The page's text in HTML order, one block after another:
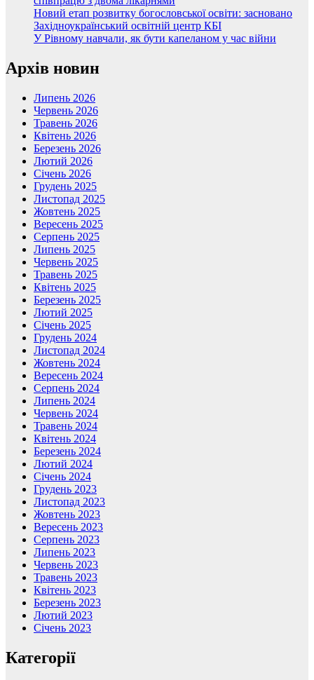
Новий етап розвитку богословської освіти: засновано
Західноукраїнський освітній центр КБІ
У Рівному навчали, як бути капеланом у час війни
Архів новин
Липень 2026
Червень 2026
Травень 2026
Квітень 2026
Березень 2026
Лютий 2026
Січень 2026
Грудень 2025
Листопад 2025
Жовтень 2025
Вересень 2025
Серпень 2025
Липень 2025
Червень 2025
Травень 2025
Квітень 2025
Березень 2025
Лютий 2025
Січень 2025
Грудень 2024
Листопад 2024
Жовтень 2024
Вересень 2024
Серпень 2024
Липень 2024
Червень 2024
Травень 2024
Квітень 2024
Березень 2024
Лютий 2024
Січень 2024
Грудень 2023
Листопад 2023
Жовтень 2023
Вересень 2023
Серпень 2023
Липень 2023
Червень 2023
Травень 2023
Квітень 2023
Березень 2023
Лютий 2023
Січень 2023
Категорії